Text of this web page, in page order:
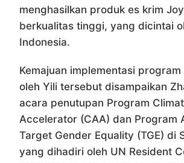
menghasilkan produk es krim
berkualitas tinggi, yang dicintai
Indonesia.
Kemajuan implementasi
oleh Yili tersebut disampaikan
acara penutupan Program
Accelerator (CAA) dan Program
Target Gender Equality (TGE) di
yang dihadiri oleh UN Resident